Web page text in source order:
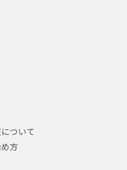
ついて
方